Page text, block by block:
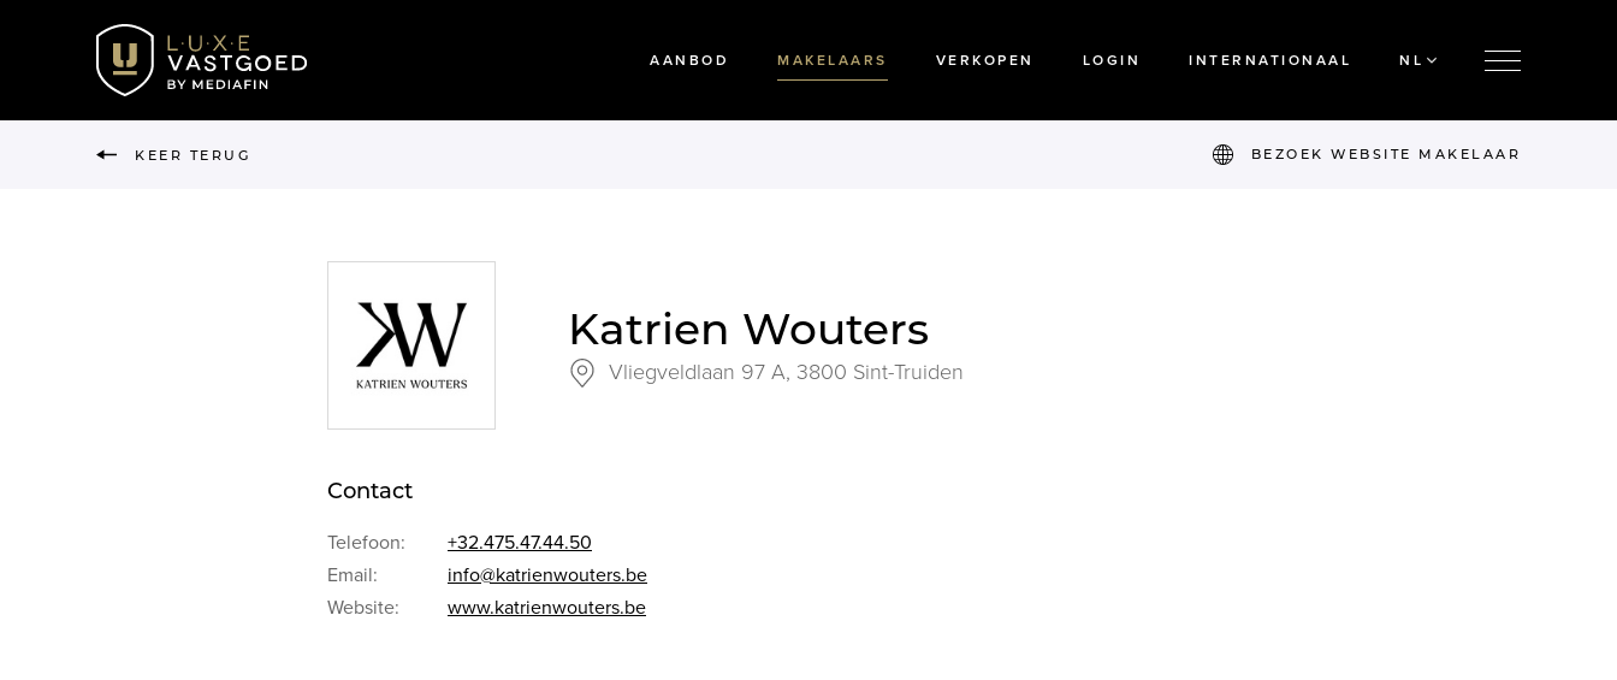
AANBOD MAKELAARS VERKOPEN LOGIN INTERNATIONAAL NL
KEER TERUG BEZOEK WEBSITE MAKELAAR
Katrien Wouters
Vliegveldlaan 97 A, 3800 Sint-Truiden
Contact
Telefoon:
+32.475.47.44.50
Email:
info@katrienwouters.be
Website:
www.katrienwouters.be